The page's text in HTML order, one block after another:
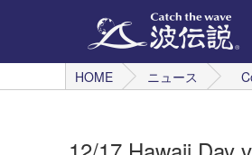
HOME
ニュース